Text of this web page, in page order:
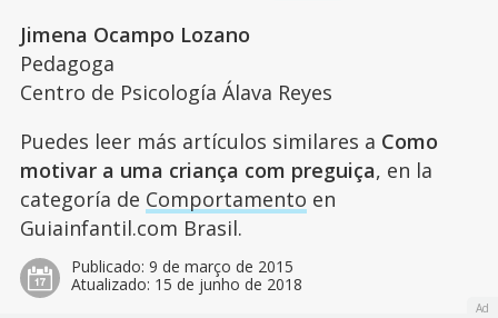
Jimena Ocampo Lozano
Pedagoga
Centro de Psicología Álava Reyes
Puedes leer más artículos similares a Como
motivar a uma criança com preguiça, en la
categoría de Comportamento en
Guiainfantil.com Brasil.
Publicado: 9 de março de 2015
Atualizado: 15 de junho de 2018
Ad